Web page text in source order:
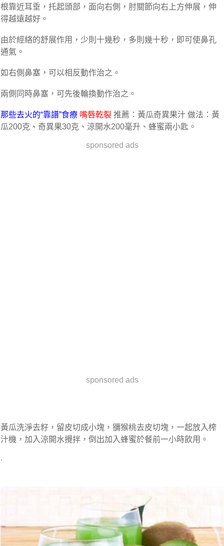
根靠近耳垂，托起頭部，面向右側，肘關節向右上方伸展，伸
得越遠越好。
由於經絡​​的舒展作用，少則十幾秒，多則幾十秒，即可使鼻孔
通氣。
如右側鼻塞，可以相反動作治之。
兩側同時鼻塞，可先後輪換動作治之。
那些去火的“靠譜”食療 嘴唇乾裂 推薦：黃瓜奇異果汁 做法：黃
瓜200克、奇異果30克、涼開水200毫升、蜂蜜兩小匙。
sponsored ads
sponsored ads
黃瓜洗淨去籽，留皮切成小塊，獼猴桃去皮切塊，一起放入榨
汁機，加入涼開水攪拌，倒出加入蜂蜜於餐前一小時飲用。
.